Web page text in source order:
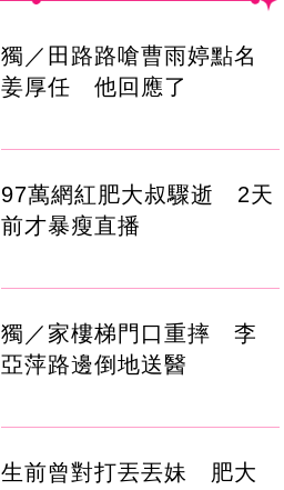
獨／田路路嗆曹雨婷點名
姜厚任 他回應了
97萬網紅肥大叔驟逝 2天
前才暴瘦直播
獨／家樓梯門口重摔 李
亞萍路邊倒地送醫
生前曾對打丟丟妹 肥大